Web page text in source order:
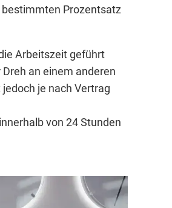
Prozentsatz
Arbeitszeit geführt
an einem anderen
je nach Vertrag
von 24 Stunden